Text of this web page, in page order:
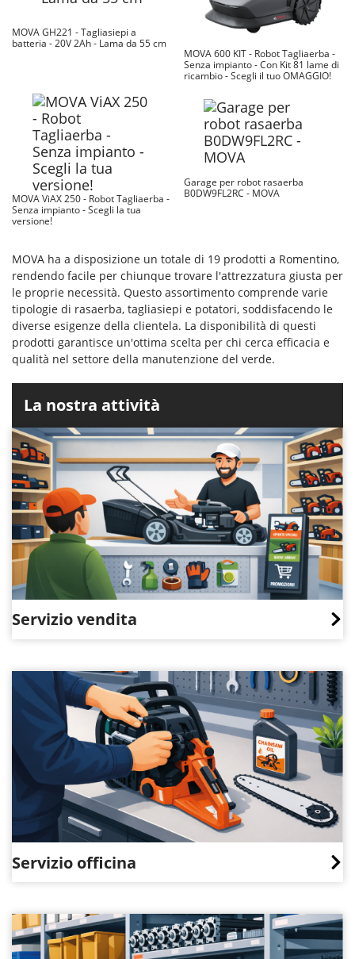
MOVA GH221 - Tagliasiepi a
batteria - 20V 2Ah - Lama da 55 cm
MOVA 600 KIT - Robot Tagliaerba -
Senza impianto - Con Kit 81 lame di
ricambio - Scegli il tuo OMAGGIO!
MOVA ViAX 250 - Robot Tagliaerba -
Senza impianto - Scegli la tua
versione!
Garage per robot rasaerba
B0DW9FL2RC - MOVA
MOVA ha a disposizione un totale di 19 prodotti a Romentino,
rendendo facile per chiunque trovare l'attrezzatura giusta per
le proprie necessità. Questo assortimento comprende varie
tipologie di rasaerba, tagliasiepi e potatori, soddisfacendo le
diverse esigenze della clientela. La disponibilità di questi
prodotti garantisce un'ottima scelta per chi cerca efficacia e
qualità nel settore della manutenzione del verde.
La nostra attività
Servizio vendita
Servizio officina